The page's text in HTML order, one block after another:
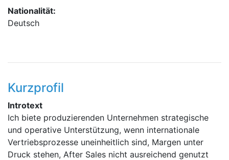
Nationalität:
Deutsch
Kurzprofil
Introtext
Ich biete produzierenden Unternehmen strategische
und operative Unterstützung, wenn internationale
Vertriebsprozesse uneinheitlich sind, Margen unter
Druck stehen, After Sales nicht ausreichend genutzt